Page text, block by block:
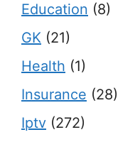
Education (8)
GK (21)
Health (1)
Insurance (28)
Iptv (272)